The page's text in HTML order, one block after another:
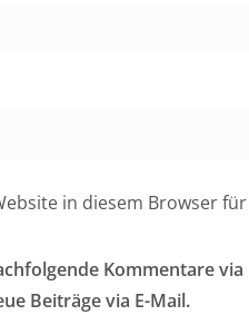
in diesem Browser
Kommentare via
Beiträge via E-Mail.